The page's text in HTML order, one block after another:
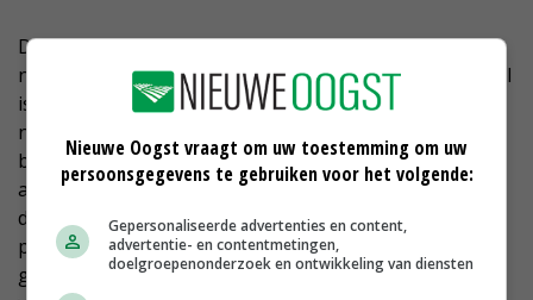
De volgende fase is een proefopstelling die de praktijk
nabootst, inclusief een uitgewerkte businesscase. ‘Doel
is dat telers meteen aan de slag kunnen. Dat vraagt de
nodige investeringen, maar we denken dat de
businesscase ontzettend interessant kan worden met
alle regelgeving en stijgende kosten. Bovendien maakt
de techniek meerlagenteelt mogelijk’, aldus de
projectleider. Met de torenhoge Nederlandse
grondprijzen is het aantrekkelijk om je teeltareaal te
Nieuwe Oogst vraagt om uw toestemming om uw
persoonsgegevens te gebruiken voor het volgende:
Gepersonaliseerde advertenties en content,
advertentie- en contentmetingen,
doelgroepenonderzoek en ontwikkeling van diensten